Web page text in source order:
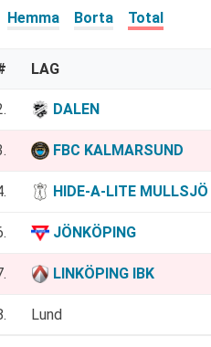
Hemma Borta Total
LAG
DALEN
FBC KALMARSUND
HIDE-A-LITE MULLSJÖ
JÖNKÖPING
LINKÖPING IBK
Lund